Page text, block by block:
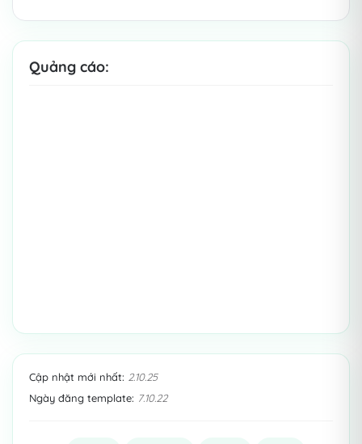
Quảng cáo:
Cập nhật mới nhất: 2.10.25
Ngày đăng template: 7.10.22